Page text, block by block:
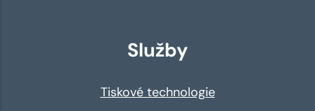
Služby
Tiskové technologie